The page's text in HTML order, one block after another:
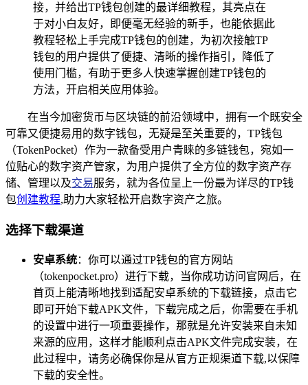
接，并给出TP钱包创建的最详细教程，其亮点在
于对小白友好，即便毫无经验的新手，也能依据此
教程轻松上手完成TP钱包的创建，为初次接触TP
钱包的用户提供了便捷、清晰的操作指引，降低了
使用门槛，有助于更多人快速掌握创建TP钱包的
方法，开启相关应用体验。
在当今加密货币与区块链的前沿领域中，拥有一个既安全
可靠又便捷易用的数字钱包，无疑是至关重要的，TP钱包
（TokenPocket）作为一款备受用户青睐的多链钱包，宛如一
位贴心的数字资产管家，为用户提供了全方位的数字资产存
储、管理以及交易服务，就为各位呈上一份最为详尽的TP钱
包创建教程,助力大家轻松开启数字资产之旅。
选择下载渠道
安卓系统：你可以通过TP钱包的官方网站
（tokenpocket.pro）进行下载，当你成功访问官网后，在
首页上能清晰地找到适配安卓系统的下载链接，点击它
即可开始下载APK文件，下载完成之后，你需要在手机
的设置中进行一项重要操作，那就是允许安装来自未知
来源的应用，这样才能顺利点击APK文件完成安装，在
此过程中，请务必确保你是从官方正规渠道下载,以保障
下载的安全性。